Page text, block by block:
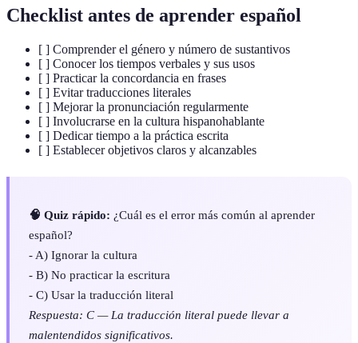
Checklist antes de aprender español
[ ] Comprender el género y número de sustantivos
[ ] Conocer los tiempos verbales y sus usos
[ ] Practicar la concordancia en frases
[ ] Evitar traducciones literales
[ ] Mejorar la pronunciación regularmente
[ ] Involucrarse en la cultura hispanohablante
[ ] Dedicar tiempo a la práctica escrita
[ ] Establecer objetivos claros y alcanzables
🧠 Quiz rápido: ¿Cuál es el error más común al aprender
español?
- A) Ignorar la cultura
- B) No practicar la escritura
- C) Usar la traducción literal
Respuesta: C — La traducción literal puede llevar a
malentendidos significativos.